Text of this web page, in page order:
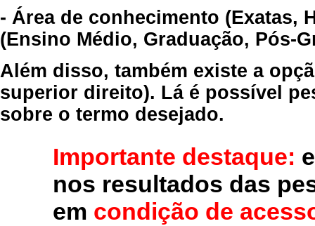
- Área de conhecimento (Exatas,
(Ensino Médio, Graduação, Pós-
Além disso, também existe a
superior direito). Lá é possível
sobre o termo desejado.
Importante destaque:
nos resultados das
em condição de